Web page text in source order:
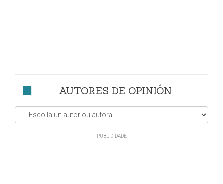
AUTORES DE OPINIÓN